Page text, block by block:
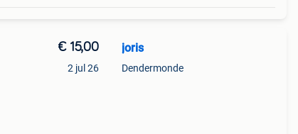
€ 15,00
2 jul 26
joris
Dendermonde